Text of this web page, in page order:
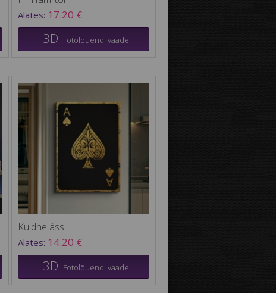
Alates: 17.20 €
3D Fotolõuendi vaade
Kuldne äss
Alates: 14.20 €
3D Fotolõuendi vaade